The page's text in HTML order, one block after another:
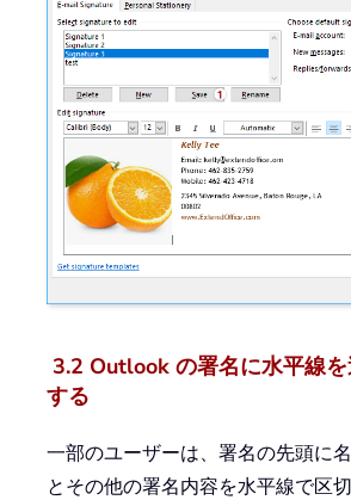
3.2 Outlook の署名に水平線
する
一部のユーザーは、署名の先頭に
とその他の署名内容を水平線で区